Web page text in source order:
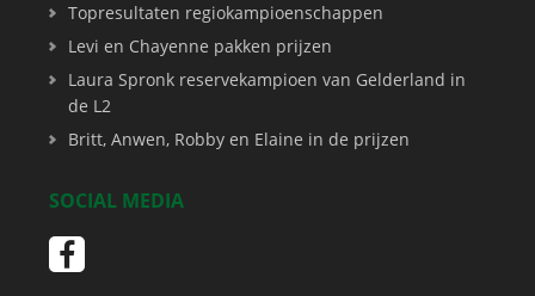
Topresultaten regiokampioenschappen
Levi en Chayenne pakken prijzen
Laura Spronk reservekampioen van Gelderland in
de L2
Britt, Anwen, Robby en Elaine in de prijzen
SOCIAL MEDIA